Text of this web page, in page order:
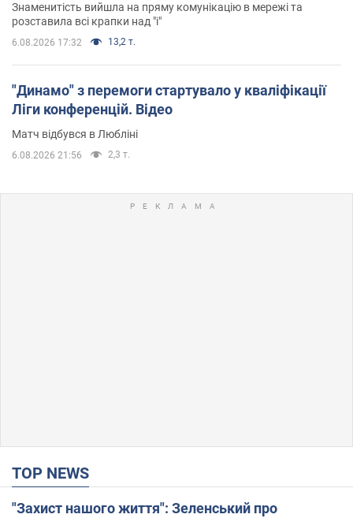
Знаменитість вийшла на пряму комунікацію в мережі та
розставила всі крапки над "і"
6.08.2026 17:32 13,2 т.
"Динамо" з перемоги стартувало у кваліфікації
Ліги конференцій. Відео
Матч відбувся в Любліні
6.08.2026 21:56 2,3 т.
TOP NEWS
"Захист нашого життя": Зеленський про